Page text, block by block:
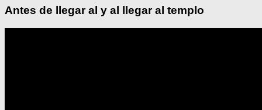
Antes de llegar al y al llegar al templo